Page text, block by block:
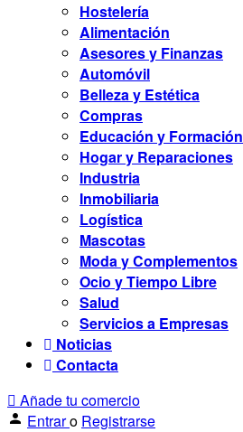
Hostelería
Alimentación
Asesores y Finanzas
Automóvil
Belleza y Estética
Compras
Educación y Formación
Hogar y Reparaciones
Industria
Inmobiliaria
Logística
Mascotas
Moda y Complementos
Ocio y Tiempo Libre
Salud
Servicios a Empresas
Noticias
Contacta
Añade tu comercio
Entraro Registrarse